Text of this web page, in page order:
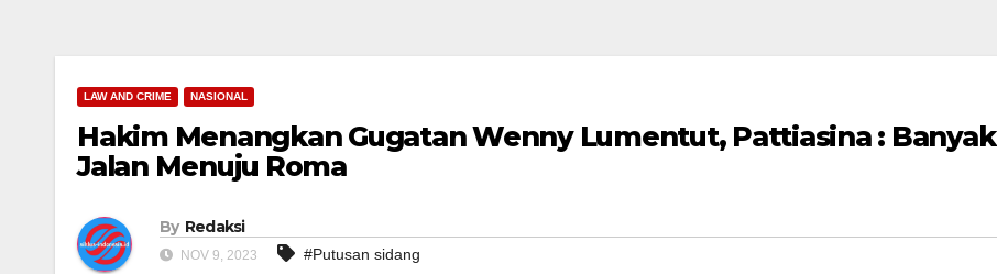
LAW AND CRIME NASIONAL
Hakim Menangkan Gugatan Wenny Lumentut, Pattiasina : Banyak
Jalan Menuju Roma
By Redaksi
NOV 9, 2023 #Putusan sidang